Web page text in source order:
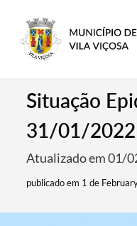
Situação
31/01/2022
Atualizado em 01/
publicado em 1 de